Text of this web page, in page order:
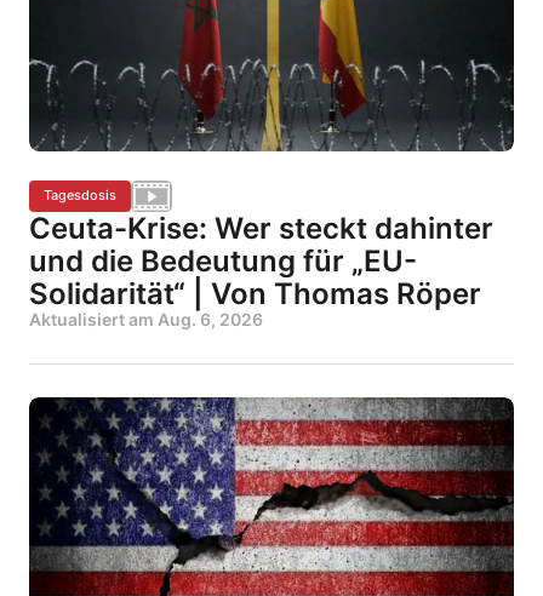
Tagesdosis
Ceuta-Krise: Wer steckt dahinter
und die Bedeutung für „EU-
Solidarität“ | Von Thomas Röper
Aktualisiert am Aug. 6, 2026